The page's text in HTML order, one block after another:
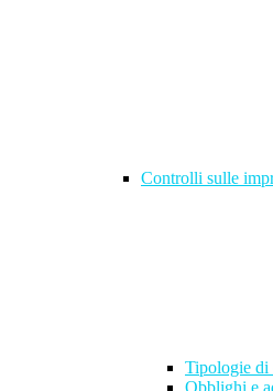
Controlli sulle
Tipologie di